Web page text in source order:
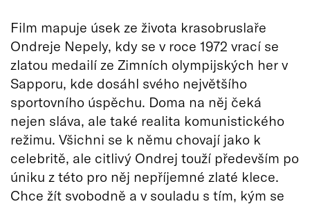
Film mapuje úsek ze života krasobruslaře
Ondreje Nepely, kdy se v roce 1972 vrací se
zlatou medailí ze Zimních olympijských her v
Sapporu, kde dosáhl svého největšího
sportovního úspěchu. Doma na něj čeká
nejen sláva, ale také realita komunistického
režimu. Všichni se k němu chovají jako k
celebritě, ale citlivý Ondrej touží především po
úniku z této pro něj nepříjemné zlaté klece.
Chce žít svobodně a v souladu s tím, kým se